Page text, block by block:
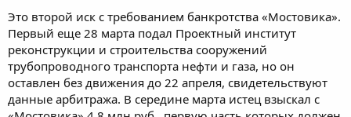
Это второй иск с требованием банкротства «Мостовика».
Первый еще 28 марта подал Проектный институт
реконструкции и строительства сооружений
трубопроводного транспорта нефти и газа, но он
оставлен без движения до 22 апреля, свидетельствуют
данные арбитража. В середине марта истец взыскал с